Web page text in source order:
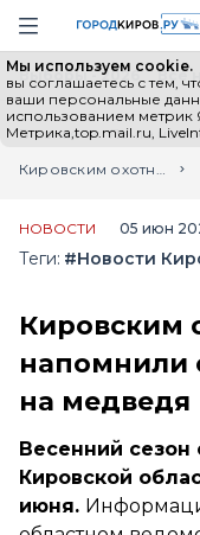
Навигация сайта
Мы используем cookie.
вы соглашаетесь с тем,
ваши персональные
использованием метрик
Метрика,top.mail.ru,
Выборы - 2026 Все
Главная
Лента
Кировским охотникам напомнили о завершении охоты на медведя
НОВОСТИ 05 июн
Теги: #Новости
Кировским
напомнили
на медведя
Весенний
Кировской
июня.